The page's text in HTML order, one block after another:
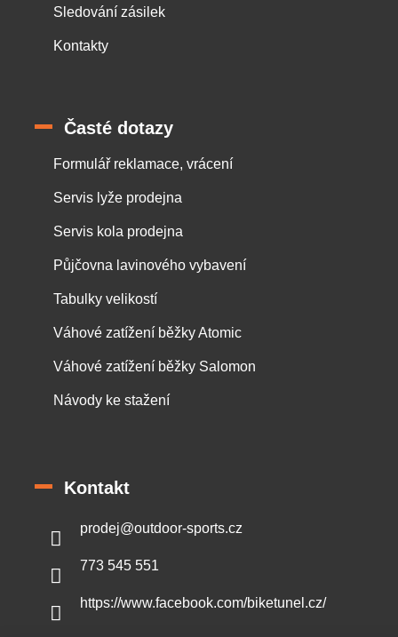
Sledování zásilek
Kontakty
Časté dotazy
Formulář reklamace, vrácení
Servis lyže prodejna
Servis kola prodejna
Půjčovna lavinového vybavení
Tabulky velikostí
Váhové zatížení běžky Atomic
Váhové zatížení běžky Salomon
Návody ke stažení
Kontakt
prodej@outdoor-sports.cz
773 545 551
https://www.facebook.com/biketunel.cz/